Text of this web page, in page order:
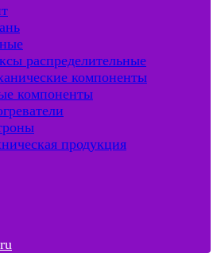
распределительные
компоненты
компоненты
продукция